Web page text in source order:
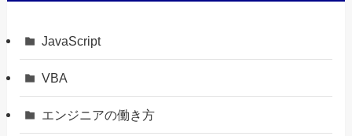
JavaScript
VBA
エンジニアの働き方